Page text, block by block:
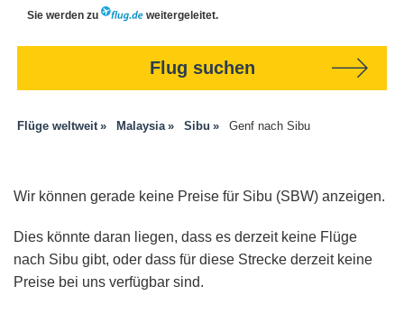
Sie werden zu weitergeleitet.
Flug suchen
Flüge weltweit Malaysia Sibu Genf nach Sibu
Wir können gerade keine Preise für Sibu (SBW) anzeigen.
Dies könnte daran liegen, dass es derzeit keine Flüge
nach Sibu gibt, oder dass für diese Strecke derzeit keine
Preise bei uns verfügbar sind.